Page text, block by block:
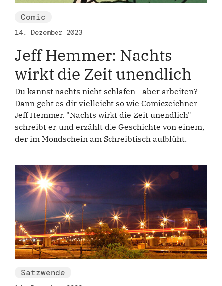
Comic
14. Dezember 2023
Jeff Hemmer: Nachts
wirkt die Zeit unendlich
Du kannst nachts nicht schlafen - aber arbeiten?
Dann geht es dir vielleicht so wie Comiczeichner
Jeff Hemmer. "Nachts wirkt die Zeit unendlich"
schreibt er, und erzählt die Geschichte von einem,
der im Mondschein am Schreibtisch aufblüht.
Satzwende